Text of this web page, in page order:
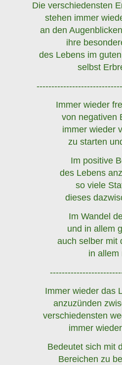
Die verschiedensten
stehen immer
an den
ihre
des Lebens im
selbst
Immer wieder
von negativen
immer wieder
zu starten
Im positive
des Lebens
so viele
dieses
Im Wandel
und in allem
auch selber mit
in allem
Immer wieder das
anzuzünden
verschiedensten
immer
Bedeutet sich mit
Bereichen zu